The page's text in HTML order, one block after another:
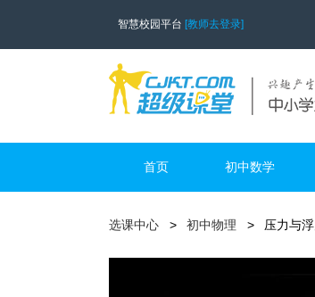
智慧校园平台 [教师去登录]
首页 初中数学
选课中心 初中物理 压力与